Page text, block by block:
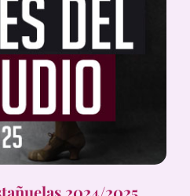
2024/2025